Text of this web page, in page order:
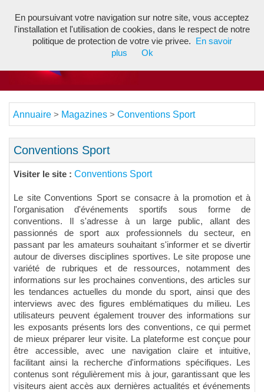
Annuaire > Magazines > Conventions Sport
Conventions Sport
Visiter le site : Conventions Sport
Le site Conventions Sport se consacre à la promotion et à
l'organisation d'événements sportifs sous forme de
conventions. Il s'adresse à un large public, allant des
passionnés de sport aux professionnels du secteur, en
passant par les amateurs souhaitant s'informer et se divertir
autour de diverses disciplines sportives. Le site propose une
variété de rubriques et de ressources, notamment des
informations sur les prochaines conventions, des articles sur
les tendances actuelles du monde du sport, ainsi que des
interviews avec des figures emblématiques du milieu. Les
utilisateurs peuvent également trouver des informations sur
les exposants présents lors des conventions, ce qui permet
de mieux préparer leur visite. La plateforme est conçue pour
être accessible, avec une navigation claire et intuitive,
facilitant ainsi la recherche d'informations spécifiques. Les
contenus sont régulièrement mis à jour, garantissant que les
visiteurs aient accès aux dernières actualités et événements
En poursuivant votre navigation sur notre site, vous acceptez
l'installation et l'utilisation de cookies, dans le respect de notre
politique de protection de votre vie privee.
En savoir
plus
Ok